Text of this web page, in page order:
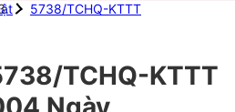
5738/TCHQ-KTTT
TCHQ-KTTT